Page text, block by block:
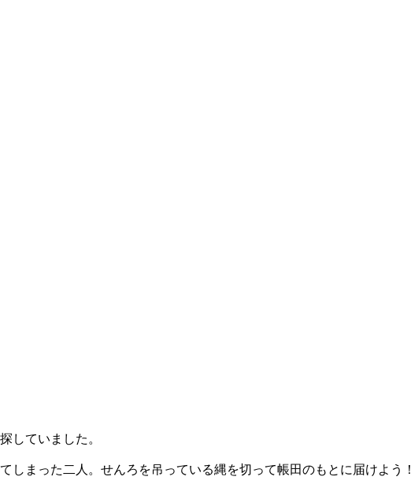
していました。
まった二人。せんろを吊っている縄を切って帳田のもとに届けよう！